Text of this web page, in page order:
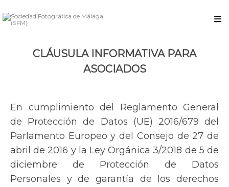
CLÁUSULA INFORMATIVA PARA
ASOCIADOS
En cumplimiento del Reglamento General
de Protección de Datos (UE) 2016/679 del
Parlamento Europeo y del Consejo de 27 de
abril de 2016 y la Ley Orgánica 3/2018 de 5 de
diciembre de Protección de Datos
Personales y de garantía de los derechos